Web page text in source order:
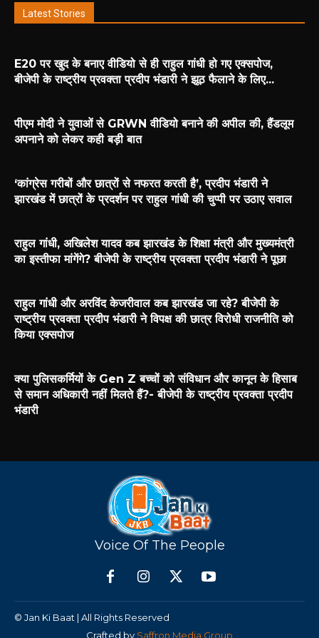
Latest Stories
E20 पर खुद के बनाए वीडियो से ही राहुल गांधी हो गए एक्सपोज,
बीजेपी के राष्ट्रीय प्रवक्ता प्रदीप भंडारी ने झूठ फैलाने के लिए...
पीएम मोदी ने युवाओं से GRWN वीडियो बनाने की अपील की, हैंडलूम
अपनाने को लेकर कही बड़ी बात
‘कांग्रेस गरीबों और छात्रों से नफरत करती है’, प्रदीप भंडारी ने
झारखंड में छात्रों के प्रदर्शन पर राहुल गांधी की चुप्पी पर उठाए सवाल
राहुल गांधी, अखिलेश यादव कब झारखंड के शिक्षा मंत्री और मुख्यमंत्री
का इस्तीफा मांगेंगे? बीजेपी के राष्ट्रीय प्रवक्ता प्रदीप भंडारी ने पूछा
राहुल गांधी और अरविंद केजरीवाल कब झारखंड जा रहे? बीजेपी के
राष्ट्रीय प्रवक्ता प्रदीप भंडारी ने विपक्ष की छात्र विरोधी राजनीति को
किया एक्सपोज
क्या पुलिसकर्मियों के Gen Z बच्चों को संविधान और कानून के हिसाब
से समान अधिकारी नहीं मिलते हैं?- बीजेपी के राष्ट्रीय प्रवक्ता प्रदीप
भंडारी
Voice Of The People
© Jan Ki Baat | All Rights Reserved
Crafted by Saffron Media Group